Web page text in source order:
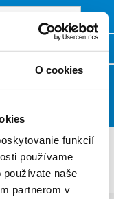
O cookies
funkcií
používame
používate naše
partnerom v
Často kladené otázky